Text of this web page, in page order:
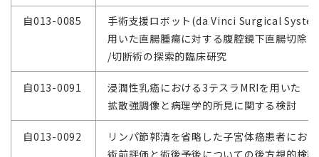
自013-0085
手術支援ロボット(da Vinci Surgical
用いた直腸腫瘍に対する腹腔鏡下直腸切除
/切断術の探索的臨床研究
自013-0091
浸潤性乳癌における3テスラMRIを用いた
拡散強調像と病理学的所見に関する検討
自013-0092
リンパ節郭清を省略した子宮体癌患者にお
術前評価と術後予後についての後方視的検討